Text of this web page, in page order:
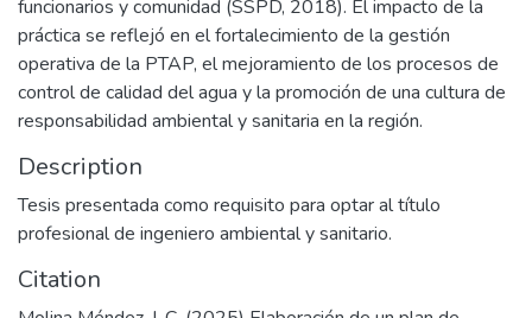
funcionarios y comunidad (SSPD, 2018). El impacto de la
práctica se reflejó en el fortalecimiento de la gestión
operativa de la PTAP, el mejoramiento de los procesos de
control de calidad del agua y la promoción de una cultura de
responsabilidad ambiental y sanitaria en la región.
Description
Tesis presentada como requisito para optar al título
profesional de ingeniero ambiental y sanitario.
Citation